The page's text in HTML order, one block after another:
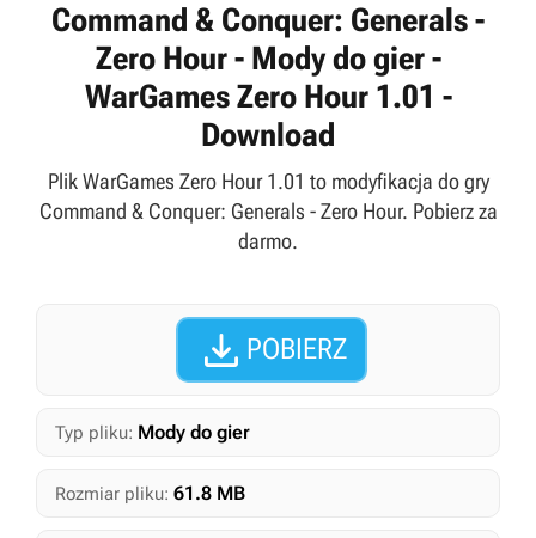
Command & Conquer: Generals -
Zero Hour - Mody do gier -
WarGames Zero Hour 1.01 -
Download
Plik WarGames Zero Hour 1.01 to modyfikacja do gry
Command & Conquer: Generals - Zero Hour. Pobierz za
darmo.
 POBIERZ
Typ pliku: Mody do gier
Rozmiar pliku: 61.8 MB